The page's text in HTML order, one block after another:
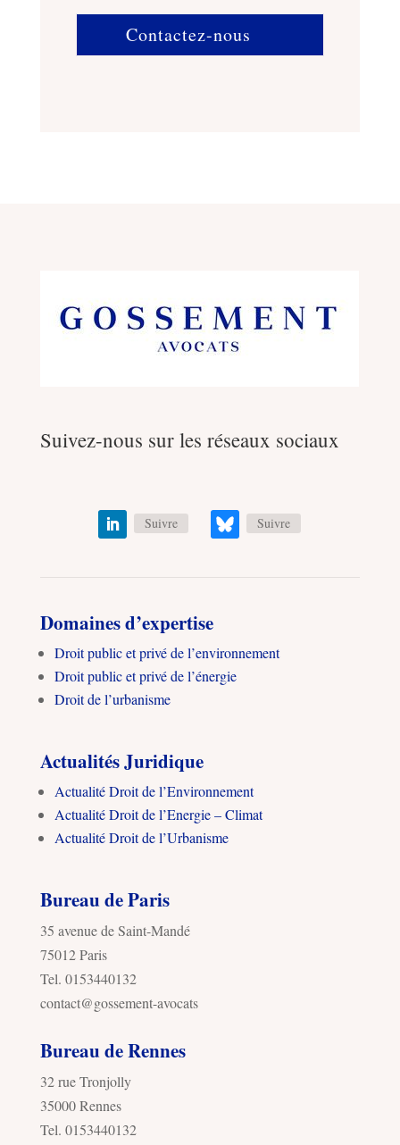
Contactez-nous
Suivez-nous sur les réseaux sociaux
Suivre Suivre
Domaines d’expertise
Droit public et privé de l’environnement
Droit public et privé de l’énergie
Droit de l’urbanisme
Actualités Juridique
Actualité Droit de l’Environnement
Actualité Droit de l’Energie – Climat
Actualité Droit de l’Urbanisme
Bureau de Paris
35 avenue de Saint-Mandé
75012 Paris
Tel. 0153440132
contact@gossement-avocats
Bureau de Rennes
32 rue Tronjolly
35000 Rennes
Tel. 0153440132